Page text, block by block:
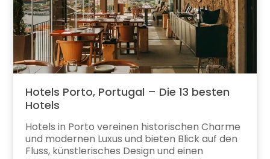
Hotels Porto, Portugal – Die 13 besten
Hotels
Hotels in Porto vereinen historischen Charme
und modernen Luxus und bieten Blick auf den
Fluss, künstlerisches Design und einen